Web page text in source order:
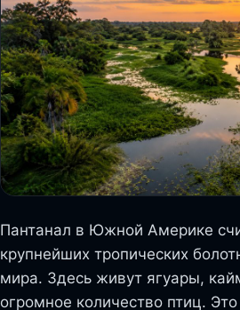
Пантанал в Южной Америке
крупнейших тропических
мира. Здесь живут ягуары,
огромное количество птиц.